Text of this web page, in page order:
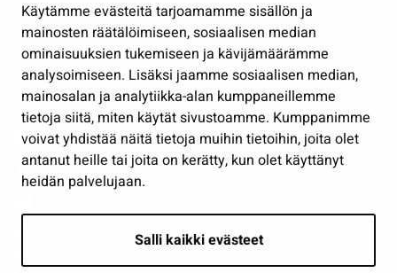
Käytämme evästeitä tarjoamamme sisällön ja
mainosten räätälöimiseen, sosiaalisen median
ominaisuuksien tukemiseen ja kävijämäärämme
analysoimiseen. Lisäksi jaamme sosiaalisen median,
mainosalan ja analytiikka-alan kumppaneillemme
tietoja siitä, miten käytät sivustoamme. Kumppanimme
voivat yhdistää näitä tietoja muihin tietoihin, joita olet
antanut heille tai joita on kerätty, kun olet käyttänyt
heidän palvelujaan.
Salli kaikki evästeet
Työ ja yrittäminen
Osallistu ja asioi
Näytä omat evästeasetukseni
Seuraa meitä